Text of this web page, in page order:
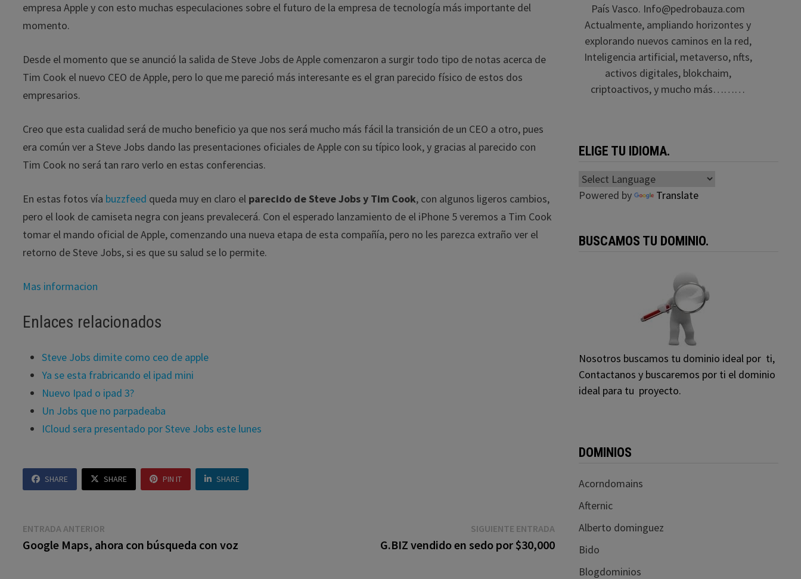
empresa Apple y con esto muchas especulaciones sobre el futuro de la empresa de tecnología más importante del
momento.
Desde el momento que se anunció la salida de Steve Jobs de Apple comenzaron a surgir todo tipo de notas acerca de
Tim Cook el nuevo CEO de Apple, pero lo que me pareció más interesante es el gran parecido físico de estos dos
empresarios.
Creo que esta cualidad será de mucho beneficio ya que nos será mucho más fácil la transición de un CEO a otro, pues
era común ver a Steve Jobs dando las presentaciones oficiales de Apple con su típico look, y gracias al parecido con
Tim Cook no será tan raro verlo en estas conferencias.
En estas fotos vía buzzfeed queda muy en claro el parecido de Steve Jobs y Tim Cook, con algunos ligeros cambios,
pero el look de camiseta negra con jeans prevalecerá. Con el esperado lanzamiento de el iPhone 5 veremos a Tim Cook
tomar el mando oficial de Apple, comenzando una nueva etapa de esta compañía, pero no les parezca extraño ver el
retorno de Steve Jobs, si es que su salud se lo permite.
Mas informacion
Enlaces relacionados
Steve Jobs dimite como ceo de apple
Ya se esta frabricando el ipad mini
Nuevo Ipad o ipad 3?
Un Jobs que no parpadeaba
ICloud sera presentado por Steve Jobs este lunes
SHARE SHARE PIN IT SHARE
Navegación
de
ENTRADA ANTERIOR
anterior:
Google Maps, ahora con búsqueda con voz
SIGUIENTE ENTRADAEntrada
siguiente:
G.BIZ vendido en sedo por $30,000
País Vasco. Info@pedrobauza.com
Actualmente, ampliando horizontes y
explorando nuevos caminos en la red,
Inteligencia artificial, metaverso, nfts,
activos digitales, blokchaim,
criptoactivos, y mucho más………
ELIGE TU IDIOMA.
Powered by Translate
BUSCAMOS TU DOMINIO.
Nosotros buscamos tu dominio ideal por ti,
Contactanos y buscaremos por ti el dominio
ideal para tu proyecto.
DOMINIOS
Acorndomains
Afternic
Alberto dominguez
Bido
Blogdominios